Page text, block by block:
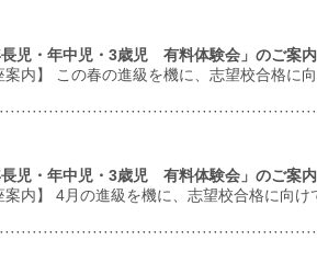
児・年中児・3歳児 有料体験会」のご案内
内】 この春の進級を機に、志望校合格に
児・年中児・3歳児 有料体験会」のご案内
内】 4月の進級を機に、志望校合格に向け